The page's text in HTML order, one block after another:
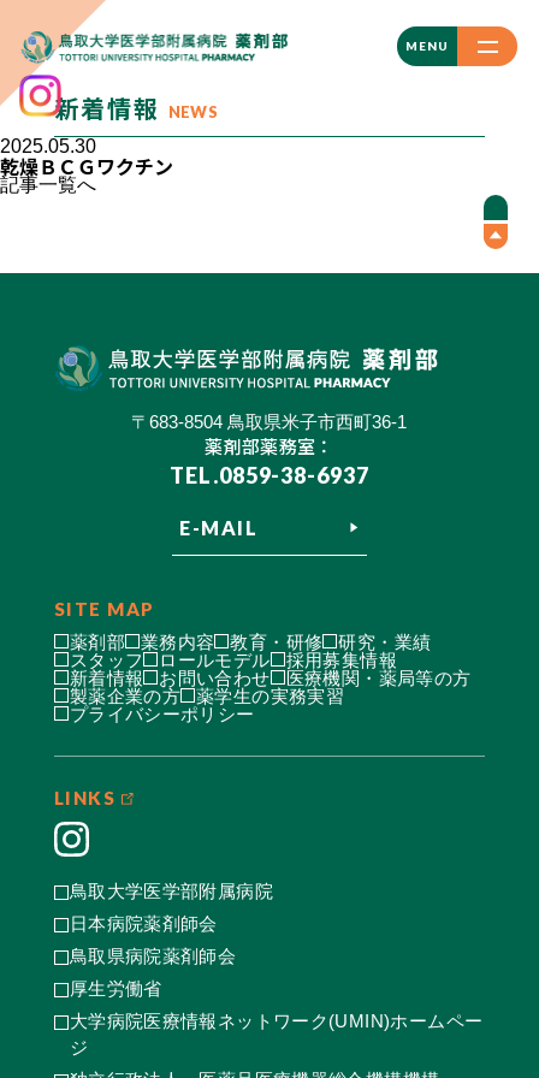
MENU
CLOSE
新着情報 NEWS
2025.05.30
乾燥ＢＣＧワクチン
記事一覧へ
〒683-8504 鳥取県米子市西町36-1
薬剤部薬務室：
TEL.0859-38-6937
E-MAIL
SITE MAP
薬剤部 業務内容 教育・研修
研究・業績
スタッフ
ロールモデル
採用募集情報
新着情報
お問い合わせ
医療機関・薬局等の方
製薬企業の方
薬学生の実務実習
プライバシーポリシー
LINKS
鳥取大学医学部附属病院
日本病院薬剤師会
鳥取県病院薬剤師会
厚生労働省
大学病院医療情報ネットワーク(UMIN)ホームペー
ジ